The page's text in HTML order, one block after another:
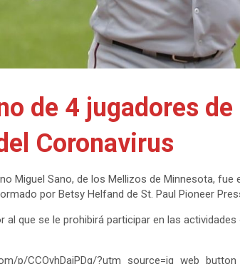
de 4 jugadores
Coronavirus
Miguel Sano, de los Mellizos de Minnesota,
por Betsy Helfand de St. Paul Pioneer
al que se le prohibirá participar en las
p/CCOyhDajPDg/